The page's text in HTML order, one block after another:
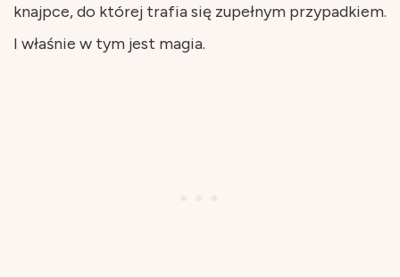
knajpce, do której trafia się zupełnym przypadkiem.
I właśnie w tym jest magia.